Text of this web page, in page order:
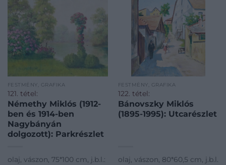
FESTMÉNY, GRAFIKA
121. tétel:
Némethy Miklós (1912-
ben és 1914-ben
Nagybányán
dolgozott): Parkrészlet
olaj, vászon, 75*100 cm, j.b.l.:
FESTMÉNY, GRAFIKA
122. tétel:
Bánovszky Miklós
(1895-1995): Utcarészlet
olaj, vászon, 80*60,5 cm, j.b.l.